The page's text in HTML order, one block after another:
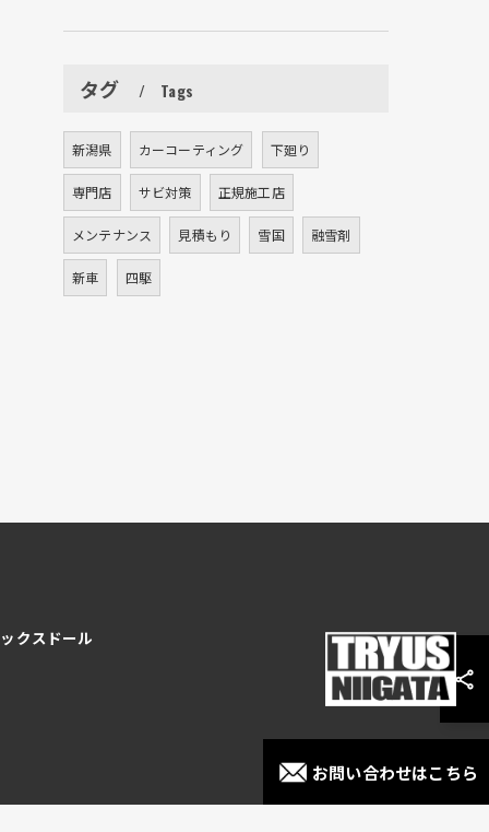
タグ Tags
新潟県 カーコーティング 下廻り
専門店 サビ対策 正規施工店
メンテナンス 見積もり 雪国 融雪剤
新車 四駆
お問い合わせはこちら
クスドール